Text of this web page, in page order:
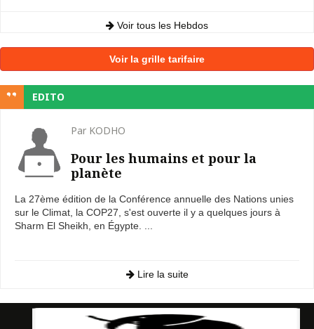
Voir tous les Hebdos
Voir la grille tarifaire
EDITO
Par KODHO
Pour les humains et pour la
planète
La 27ème édition de la Conférence annuelle des Nations unies
sur le Climat, la COP27, s'est ouverte il y a quelques jours à
Sharm El Sheikh, en Égypte. ...
Lire la suite